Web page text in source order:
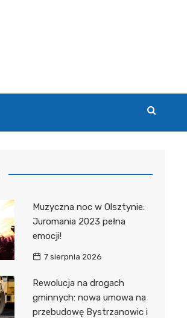
Muzyczna noc w Olsztynie:
Juromania 2023 pełna
emocji!
7 sierpnia 2026
Rewolucja na drogach
gminnych: nowa umowa na
przebudowę Bystrzanowic i